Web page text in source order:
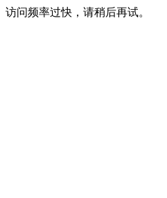
访问频率过快，请稍后再试。